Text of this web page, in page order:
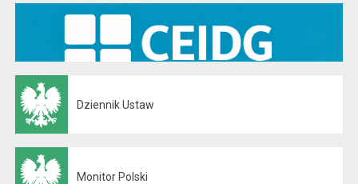
Dziennik Ustaw
Monitor Polski